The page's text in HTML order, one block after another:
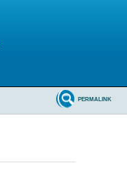
PERMALINK